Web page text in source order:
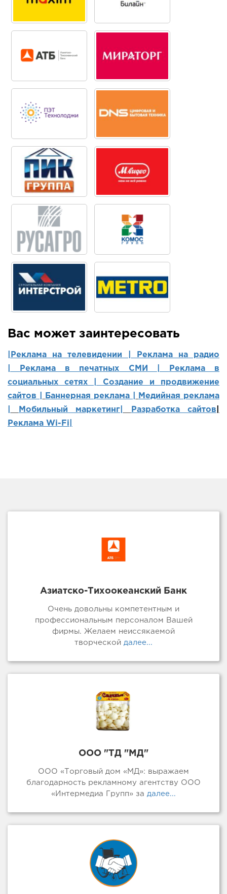
Вас может заинтересовать
|Реклама на телевидении |
Реклама на радио
Реклама в печатных СМИ |
Реклама в
социальных сетях | Создание и продвижение
сайтов
Баннерная реклама |
Медийная реклама
Мобильный маркетинг Разработка сайтов
Реклама Wi-Fi|
Азиатско-Тихоокеанский Банк
Очень довольны компетентным и
профессиональным персоналом Вашей
фирмы. Желаем неиссякаемой
творческой далее...
ООО "ТД "МД"
ООО «Торговый дом «МД»: выражаем
благодарность рекламному агентству ООО
«Интермедиа Групп» за далее...